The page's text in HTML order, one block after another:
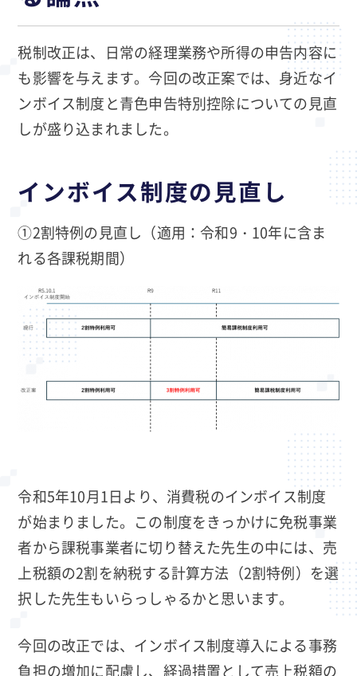
税制改正は、日常の経理業務や所得の申告内容に
も影響を与えます。今回の改正案では、身近なイ
ンボイス制度と青色申告特別控除についての見直
しが盛り込まれました。
インボイス制度の見直し
①2割特例の見直し（適用：令和9・10年に含ま
れる各課税期間）
令和5年10月1日より、消費税のインボイス制度
が始まりました。この制度をきっかけに免税事業
者から課税事業者に切り替えた先生の中には、売
上税額の2割を納税する計算方法（2割特例）を選
択した先生もいらっしゃるかと思います。
今回の改正では、インボイス制度導入による事務
負担の増加に配慮し、経過措置として売上税額の